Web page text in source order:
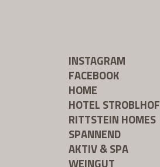
INSTAGRAM
FACEBOOK
HOME
HOTEL STROBLHOF
RITTSTEIN HOMES
SPANNEND
AKTIV & SPA
WEINGUT